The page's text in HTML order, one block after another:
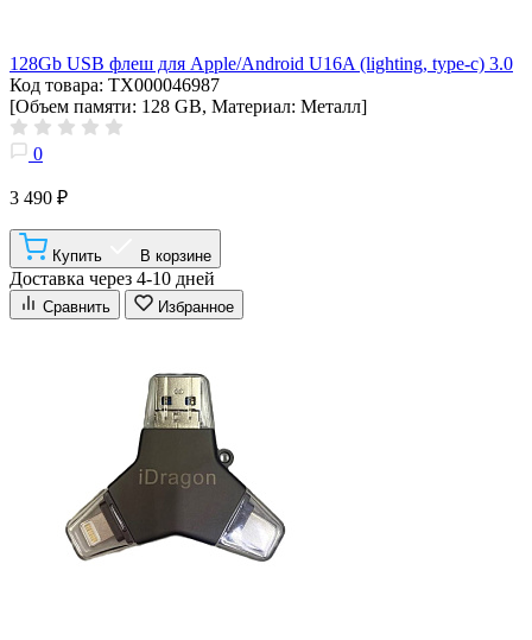
128Gb USB флеш для Apple/Android U16A (lighting, type-c) 3.0
Код товара: ТХ000046987
[Объем памяти: 128 GB, Материал: Металл]
0
3 490 ₽
Купить В корзине
Доставка через 4-10 дней
Сравнить Избранное